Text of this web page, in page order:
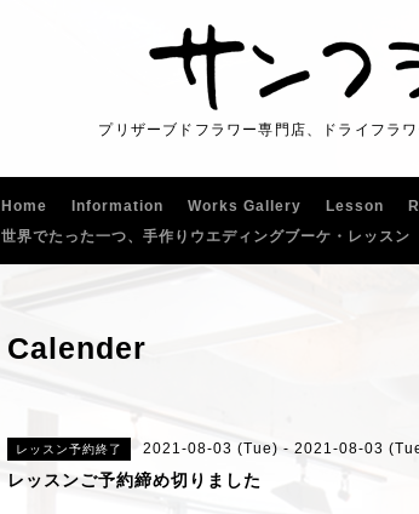
プリザーブドフラワー専門店、ドライフラ
Home Information Works Gallery Lesson
世界でたった一つ、手作りウエディングブーケ・レッスン
Calender
レッスン予約終了 2021-08-03 (Tue) - 2021-08-03
レッスンご予約締め切りました